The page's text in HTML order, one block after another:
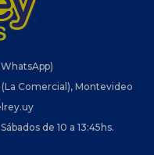
Comercial), Montevideo
de 10 a 13:45hs.